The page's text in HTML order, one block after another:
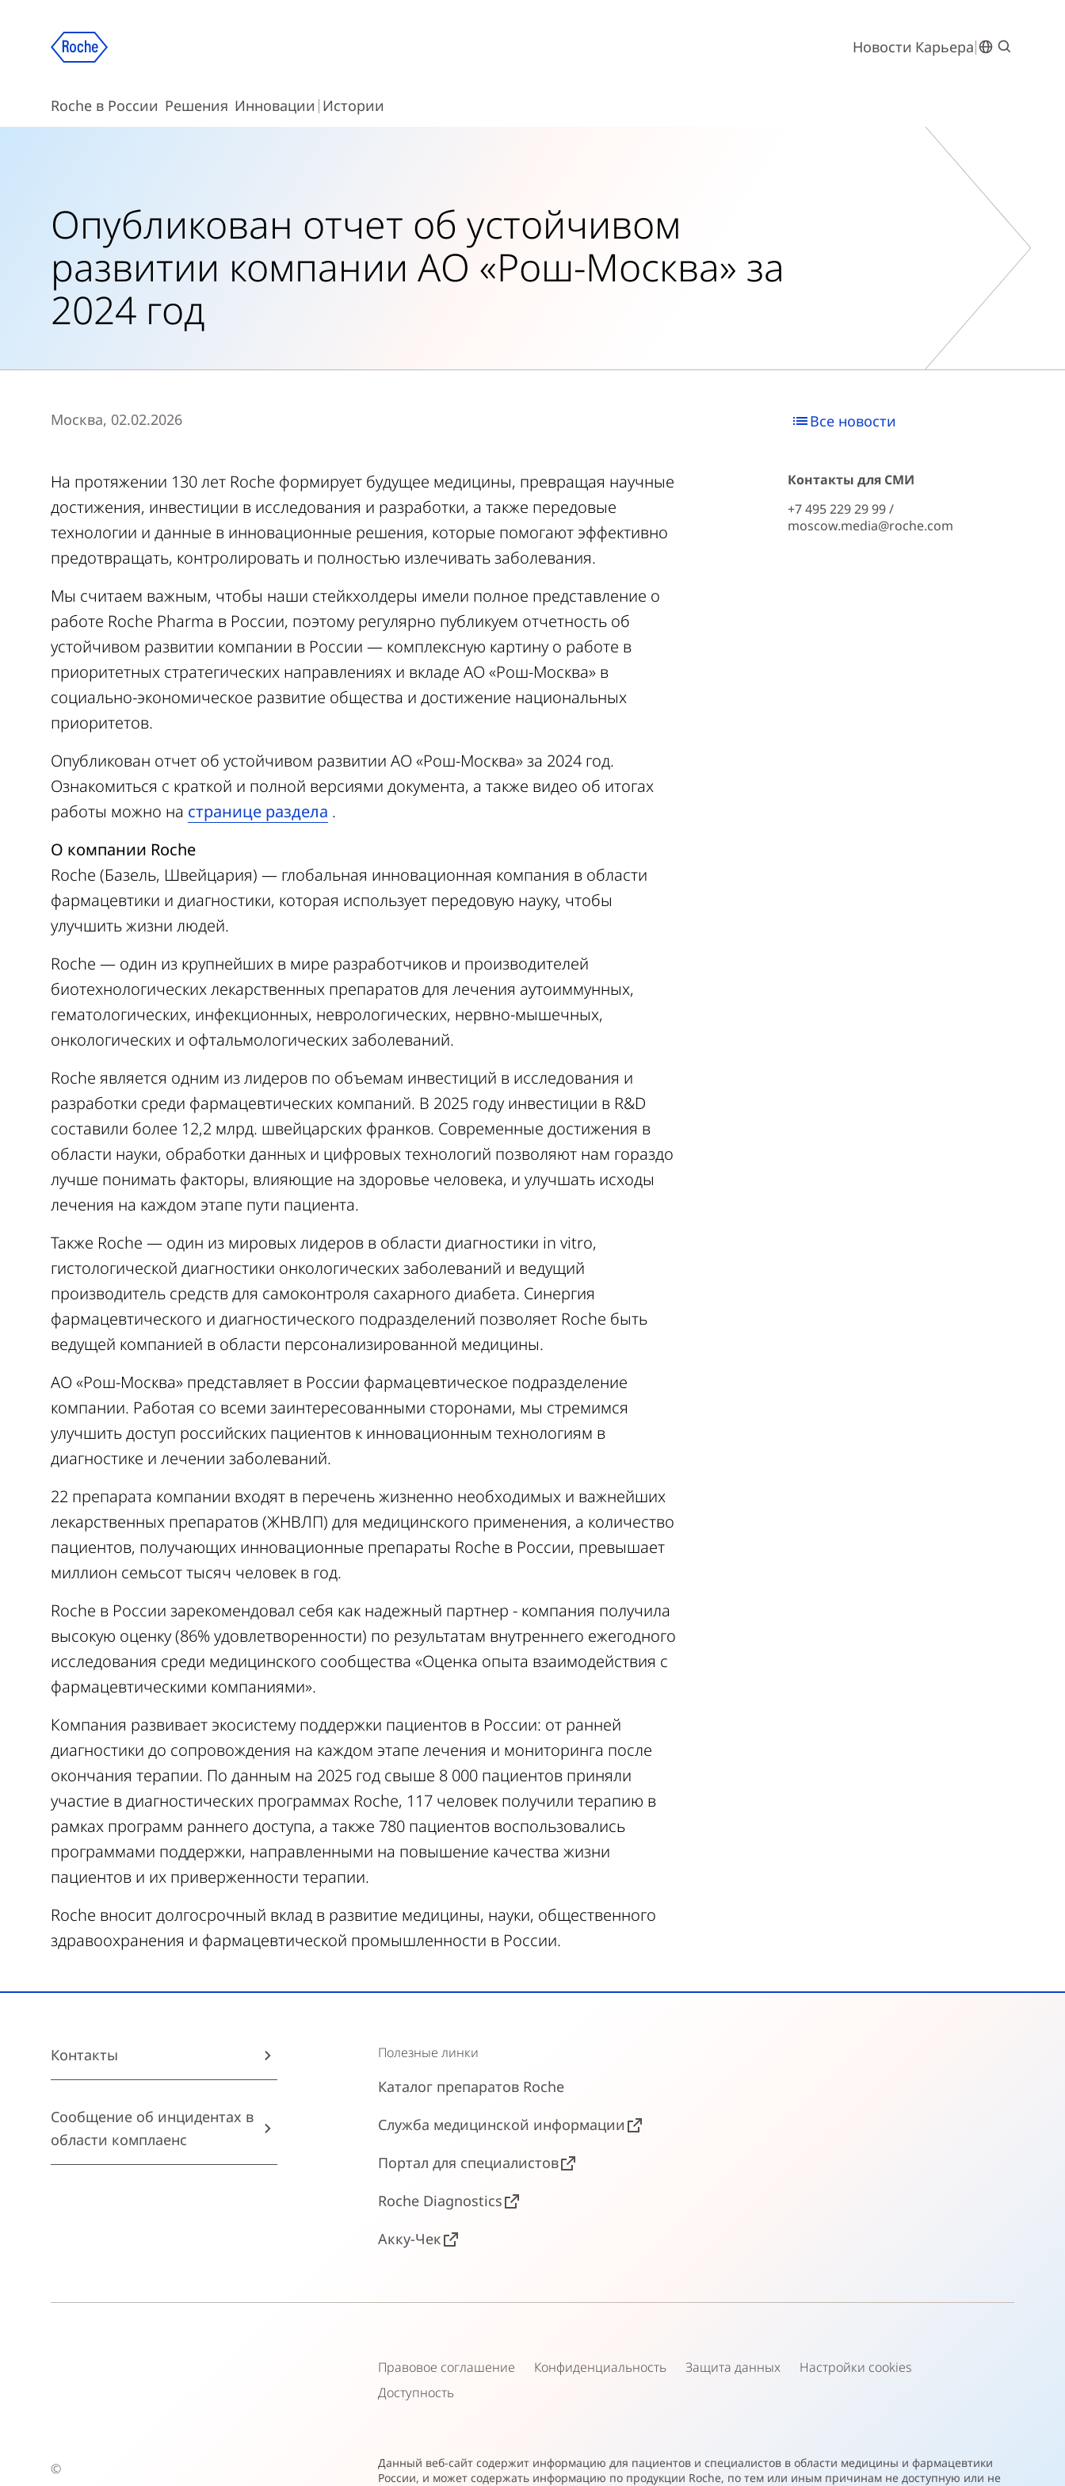
Новости Карьера
Roche в России Решения Инновации Истории
Опубликован отчет об устойчивом
развитии компании АО «Рош-Москва» за
2024 год
Москва, 02.02.2026
На протяжении 130 лет Roche формирует будущее медицины, превращая научные
достижения, инвестиции в исследования и разработки, а также передовые
технологии и данные в инновационные решения, которые помогают эффективно
предотвращать, контролировать и полностью излечивать заболевания.
Мы считаем важным, чтобы наши стейкхолдеры имели полное представление о
работе Roche Pharma в России, поэтому регулярно публикуем отчетность об
устойчивом развитии компании в России — комплексную картину о работе в
приоритетных стратегических направлениях и вкладе АО «Рош-Москва» в
социально-экономическое развитие общества и достижение национальных
приоритетов.
Опубликован отчет об устойчивом развитии АО «Рош-Москва» за 2024 год.
Ознакомиться с краткой и полной версиями документа, а также видео об итогах
работы можно на странице раздела .
О компании Roche
Roche (Базель, Швейцария) — глобальная инновационная компания в области
фармацевтики и диагностики, которая использует передовую науку, чтобы
улучшить жизни людей.
Roche — один из крупнейших в мире разработчиков и производителей
биотехнологических лекарственных препаратов для лечения аутоиммунных,
гематологических, инфекционных, неврологических, нервно-мышечных,
онкологических и офтальмологических заболеваний.
Roche является одним из лидеров по объемам инвестиций в исследования и
разработки среди фармацевтических компаний. В 2025 году инвестиции в R&D
составили более 12,2 млрд. швейцарских франков. Современные достижения в
области науки, обработки данных и цифровых технологий позволяют нам гораздо
лучше понимать факторы, влияющие на здоровье человека, и улучшать исходы
лечения на каждом этапе пути пациента.
Также Roche — один из мировых лидеров в области диагностики in vitro,
гистологической диагностики онкологических заболеваний и ведущий
производитель средств для самоконтроля сахарного диабета. Синергия
фармацевтического и диагностического подразделений позволяет Roche быть
ведущей компанией в области персонализированной медицины.
АО «Рош-Москва» представляет в России фармацевтическое подразделение
компании. Работая со всеми заинтересованными сторонами, мы стремимся
улучшить доступ российских пациентов к инновационным технологиям в
диагностике и лечении заболеваний.
22 препарата компании входят в перечень жизненно необходимых и важнейших
лекарственных препаратов (ЖНВЛП) для медицинского применения, а количество
пациентов, получающих инновационные препараты Roche в России, превышает
миллион семьсот тысяч человек в год.
Roche в России зарекомендовал себя как надежный партнер - компания получила
высокую оценку (86% удовлетворенности) по результатам внутреннего ежегодного
исследования среди медицинского сообщества «Оценка опыта взаимодействия с
фармацевтическими компаниями».
Компания развивает экосистему поддержки пациентов в России: от ранней
диагностики до сопровождения на каждом этапе лечения и мониторинга после
окончания терапии. По данным на 2025 год свыше 8 000 пациентов приняли
участие в диагностических программах Roche, 117 человек получили терапию в
рамках программ раннего доступа, а также 780 пациентов воспользовались
программами поддержки, направленными на повышение качества жизни
пациентов и их приверженности терапии.
Roche вносит долгосрочный вклад в развитие медицины, науки, общественного
здравоохранения и фармацевтической промышленности в России.
Все новости
Контакты для СМИ
+7 495 229 29 99 /
moscow.media@roche.com
Контакты
Сообщение об инцидентах в
области комплаенс
Полезные линки
Каталог препаратов Roche
Служба медицинской информации
Портал для специалистов
Roche Diagnostics
Акку-Чек
Правовое соглашение Конфиденциальность Защита данных
Настройки cookies
Доступность
©
Данный веб-сайт содержит информацию для пациентов и специалистов в области медицины и фармацевтики
России, и может содержать информацию по продукции Roche, по тем или иным причинам не доступную или не